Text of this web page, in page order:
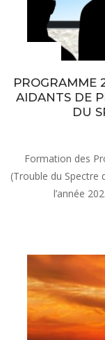
PROGRAMME
AIDANTS DE
DU
Formation des
(Trouble du Spectre
l’année